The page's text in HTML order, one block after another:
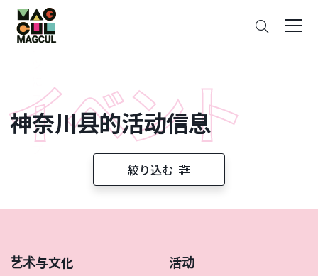
ン
テ
ン
ス
キ
ッ
神奈川县的活动信息
絞り込む
艺术与文化 活动